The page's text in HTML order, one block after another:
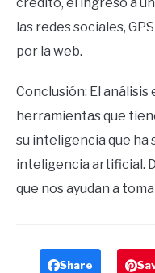
las redes sociales,
por la web.
Conclusión: El análisis
herramientas que
su inteligencia que ha
inteligencia artificial.
que nos ayudan a
Share